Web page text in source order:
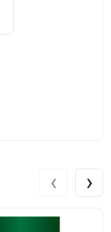
‹ ›